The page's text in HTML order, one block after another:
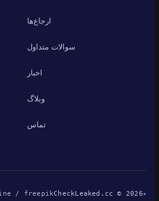
ارجاع‌ها
سوالات متداول
اخبار
وبلاگ
تماس
CheckLeaked.cc © 2026
/ freepik